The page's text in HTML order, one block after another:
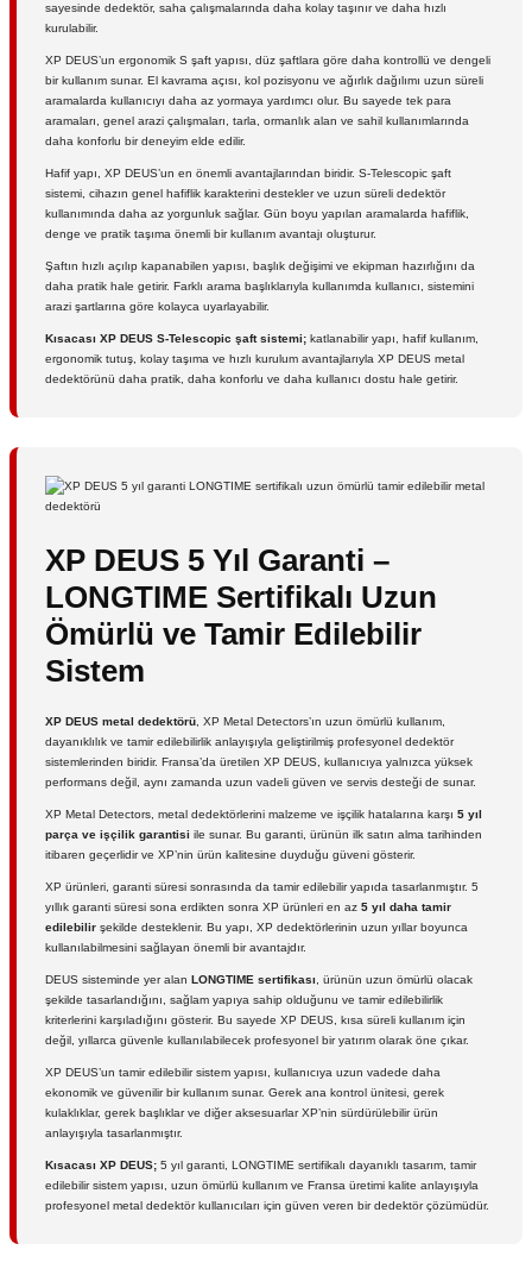
sayesinde dedektör, saha çalışmalarında daha kolay taşınır ve daha hızlı
kurulabilir.
XP DEUS’un ergonomik S şaft yapısı, düz şaftlara göre daha kontrollü ve dengeli
bir kullanım sunar. El kavrama açısı, kol pozisyonu ve ağırlık dağılımı uzun süreli
aramalarda kullanıcıyı daha az yormaya yardımcı olur. Bu sayede tek para
aramaları, genel arazi çalışmaları, tarla, ormanlık alan ve sahil kullanımlarında
daha konforlu bir deneyim elde edilir.
Hafif yapı, XP DEUS’un en önemli avantajlarından biridir. S-Telescopic şaft
sistemi, cihazın genel hafiflik karakterini destekler ve uzun süreli dedektör
kullanımında daha az yorgunluk sağlar. Gün boyu yapılan aramalarda hafiflik,
denge ve pratik taşıma önemli bir kullanım avantajı oluşturur.
Şaftın hızlı açılıp kapanabilen yapısı, başlık değişimi ve ekipman hazırlığını da
daha pratik hale getirir. Farklı arama başlıklarıyla kullanımda kullanıcı, sistemini
arazi şartlarına göre kolayca uyarlayabilir.
Kısacası XP DEUS S-Telescopic şaft sistemi; katlanabilir yapı, hafif kullanım,
ergonomik tutuş, kolay taşıma ve hızlı kurulum avantajlarıyla XP DEUS metal
dedektörünü daha pratik, daha konforlu ve daha kullanıcı dostu hale getirir.
XP DEUS 5 Yıl Garanti –
LONGTIME Sertifikalı Uzun
Ömürlü ve Tamir Edilebilir
Sistem
XP DEUS metal dedektörü, XP Metal Detectors’ın uzun ömürlü kullanım,
dayanıklılık ve tamir edilebilirlik anlayışıyla geliştirilmiş profesyonel dedektör
sistemlerinden biridir. Fransa’da üretilen XP DEUS, kullanıcıya yalnızca yüksek
performans değil, aynı zamanda uzun vadeli güven ve servis desteği de sunar.
XP Metal Detectors, metal dedektörlerini malzeme ve işçilik hatalarına karşı 5 yıl
parça ve işçilik garantisi ile sunar. Bu garanti, ürünün ilk satın alma tarihinden
itibaren geçerlidir ve XP’nin ürün kalitesine duyduğu güveni gösterir.
XP ürünleri, garanti süresi sonrasında da tamir edilebilir yapıda tasarlanmıştır. 5
yıllık garanti süresi sona erdikten sonra XP ürünleri en az 5 yıl daha tamir
edilebilir şekilde desteklenir. Bu yapı, XP dedektörlerinin uzun yıllar boyunca
kullanılabilmesini sağlayan önemli bir avantajdır.
DEUS sisteminde yer alan LONGTIME sertifikası, ürünün uzun ömürlü olacak
şekilde tasarlandığını, sağlam yapıya sahip olduğunu ve tamir edilebilirlik
kriterlerini karşıladığını gösterir. Bu sayede XP DEUS, kısa süreli kullanım için
değil, yıllarca güvenle kullanılabilecek profesyonel bir yatırım olarak öne çıkar.
XP DEUS’un tamir edilebilir sistem yapısı, kullanıcıya uzun vadede daha
ekonomik ve güvenilir bir kullanım sunar. Gerek ana kontrol ünitesi, gerek
kulaklıklar, gerek başlıklar ve diğer aksesuarlar XP’nin sürdürülebilir ürün
anlayışıyla tasarlanmıştır.
Kısacası XP DEUS; 5 yıl garanti, LONGTIME sertifikalı dayanıklı tasarım, tamir
edilebilir sistem yapısı, uzun ömürlü kullanım ve Fransa üretimi kalite anlayışıyla
profesyonel metal dedektör kullanıcıları için güven veren bir dedektör çözümüdür.